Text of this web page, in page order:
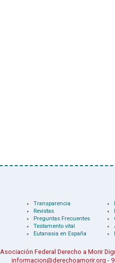
Transparencia
Revistas
Preguntas Frecuentes
Testamento vital
Eutanasia en España
Asociación Federal Derecho a Morir
informacion@derechoamorir.org -